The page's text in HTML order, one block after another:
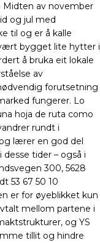
Midten av november
og jul med
til og er å kalle
bygget lite hytter i
å bruka eit lokale
av
forutsetning
fungerer. Lo
hoja de ruta como
rundt i
lærer en god del
tider – også i
300, 5628
53 67 50 10
er for øyeblikket kun
mellom partene i
og YS
tillit og hindre